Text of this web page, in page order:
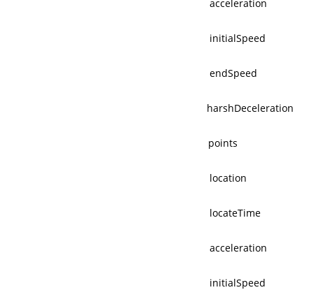
acceleration
initialSpeed
endSpeed
harshDeceleration
points
location
locateTime
acceleration
initialSpeed